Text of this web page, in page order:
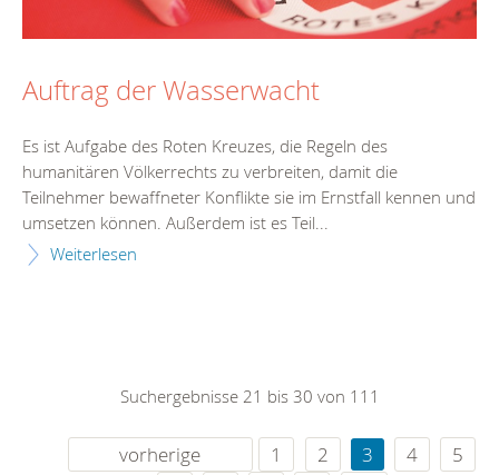
Auftrag der Wasserwacht
Es ist Aufgabe des Roten Kreuzes, die Regeln des
humanitären Völkerrechts zu verbreiten, damit die
Teilnehmer bewaffneter Konflikte sie im Ernstfall kennen und
umsetzen können. Außerdem ist es Teil...
Weiterlesen
Suchergebnisse 21 bis 30 von 111
vorherige 1 2 3 4
5